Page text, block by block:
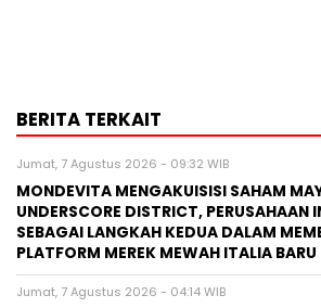
BERITA TERKAIT
Jumat, 7 Agustus 2026 - 09:32 WIB
MONDEVITA MENGAKUISISI SAHAM
UNDERSCORE DISTRICT, PERUSAHAAN
SEBAGAI LANGKAH KEDUA DALAM
PLATFORM MEREK MEWAH ITALIA BARU
Jumat, 7 Agustus 2026 - 04:14 WIB